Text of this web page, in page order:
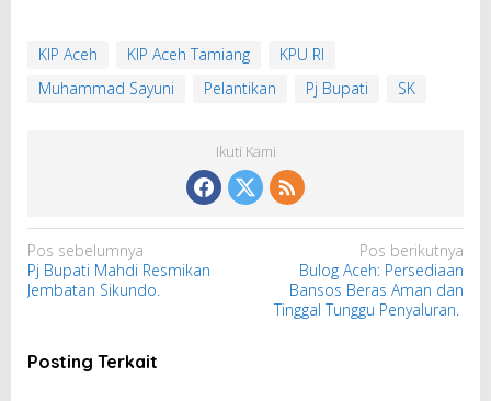
KIP Aceh KIP Aceh Tamiang
KPU RI
Muhammad Sayuni
Pelantikan Pj Bupati SK
Ikuti Kami
N
a
v
g
Pos sebelumnya
Pj Bupati Mahdi Resmikan
Jembatan Sikundo.
Pos berikutnya
Bulog Aceh: Persediaan
Bansos Beras Aman dan
Tinggal Tunggu Penyaluran.
Posting Terkait